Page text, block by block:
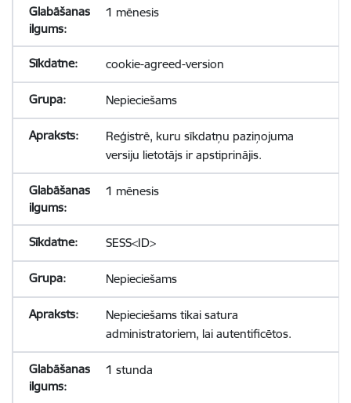
1 mēnesis
cookie-agreed-version
Nepieciešams
Reģistrē, kuru sīkdatņu paziņojuma
versiju lietotājs ir apstiprinājis.
1 mēnesis
SESS<ID>
Nepieciešams
Nepieciešams tikai satura
administratoriem, lai autentificētos.
1 stunda